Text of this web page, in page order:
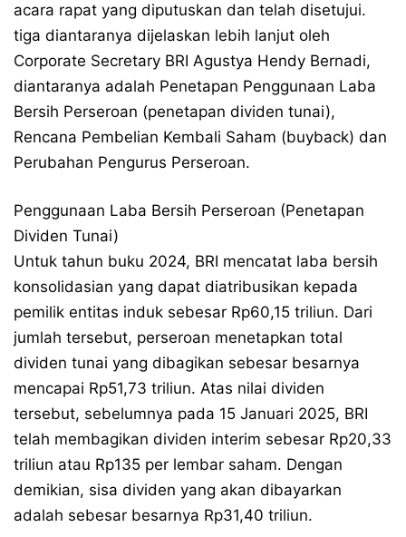
acara rapat yang diputuskan dan telah disetujui.
tiga diantaranya dijelaskan lebih lanjut oleh
Corporate Secretary BRI Agustya Hendy Bernadi,
diantaranya adalah Penetapan Penggunaan Laba
Bersih Perseroan (penetapan dividen tunai),
Rencana Pembelian Kembali Saham (buyback) dan
Perubahan Pengurus Perseroan.
Penggunaan Laba Bersih Perseroan (Penetapan
Dividen Tunai)
Untuk tahun buku 2024, BRI mencatat laba bersih
konsolidasian yang dapat diatribusikan kepada
pemilik entitas induk sebesar Rp60,15 triliun. Dari
jumlah tersebut, perseroan menetapkan total
dividen tunai yang dibagikan sebesar besarnya
mencapai Rp51,73 triliun. Atas nilai dividen
tersebut, sebelumnya pada 15 Januari 2025, BRI
telah membagikan dividen interim sebesar Rp20,33
triliun atau Rp135 per lembar saham. Dengan
demikian, sisa dividen yang akan dibayarkan
adalah sebesar besarnya Rp31,40 triliun.